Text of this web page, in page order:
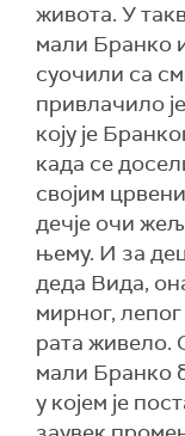
живота. У
мали Бранко
суочили са
привлачило
коју је
када се
својим
дечје очи
њему. И за
деда Вида,
мирног,
рата живело.
мали Бранко
у којем је